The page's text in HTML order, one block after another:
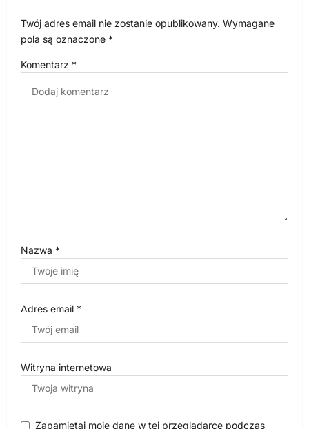
a
w
p
Twój adres email nie zostanie opublikowany. Wymagane
pola są oznaczone *
Komentarz *
Nazwa *
Adres email *
Witryna internetowa
Zapamiętaj moje dane w tej przeglądarce podczas